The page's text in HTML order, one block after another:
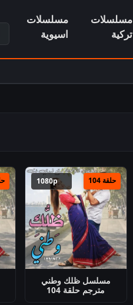
مسلسلات
تركية
مسلسلات
اسيوية
حلقة 104 1080p
مسلسل ظلك وطني
مترجم حلقة 104